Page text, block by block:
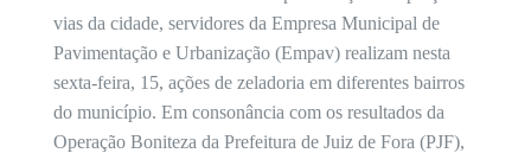
vias da cidade, servidores da Empresa Municipal de
Pavimentação e Urbanização (Empav) realizam nesta
sexta-feira, 15, ações de zeladoria em diferentes bairros
do município. Em consonância com os resultados da
Operação Boniteza da Prefeitura de Juiz de Fora (PJF),